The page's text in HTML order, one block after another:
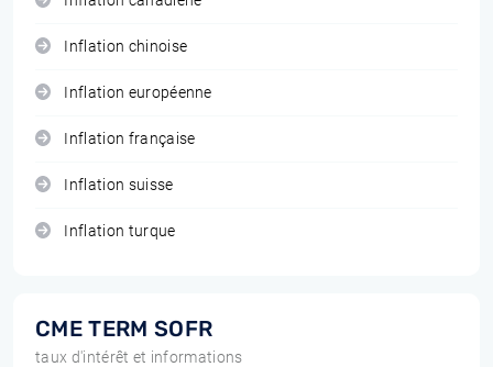
Inflation chinoise
Inflation européenne
Inflation française
Inflation suisse
Inflation turque
CME TERM SOFR
taux d'intérêt et informations